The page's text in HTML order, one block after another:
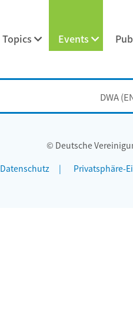
Topics Events
DWA
© Deutsche
Datenschutz Privatsphäre-